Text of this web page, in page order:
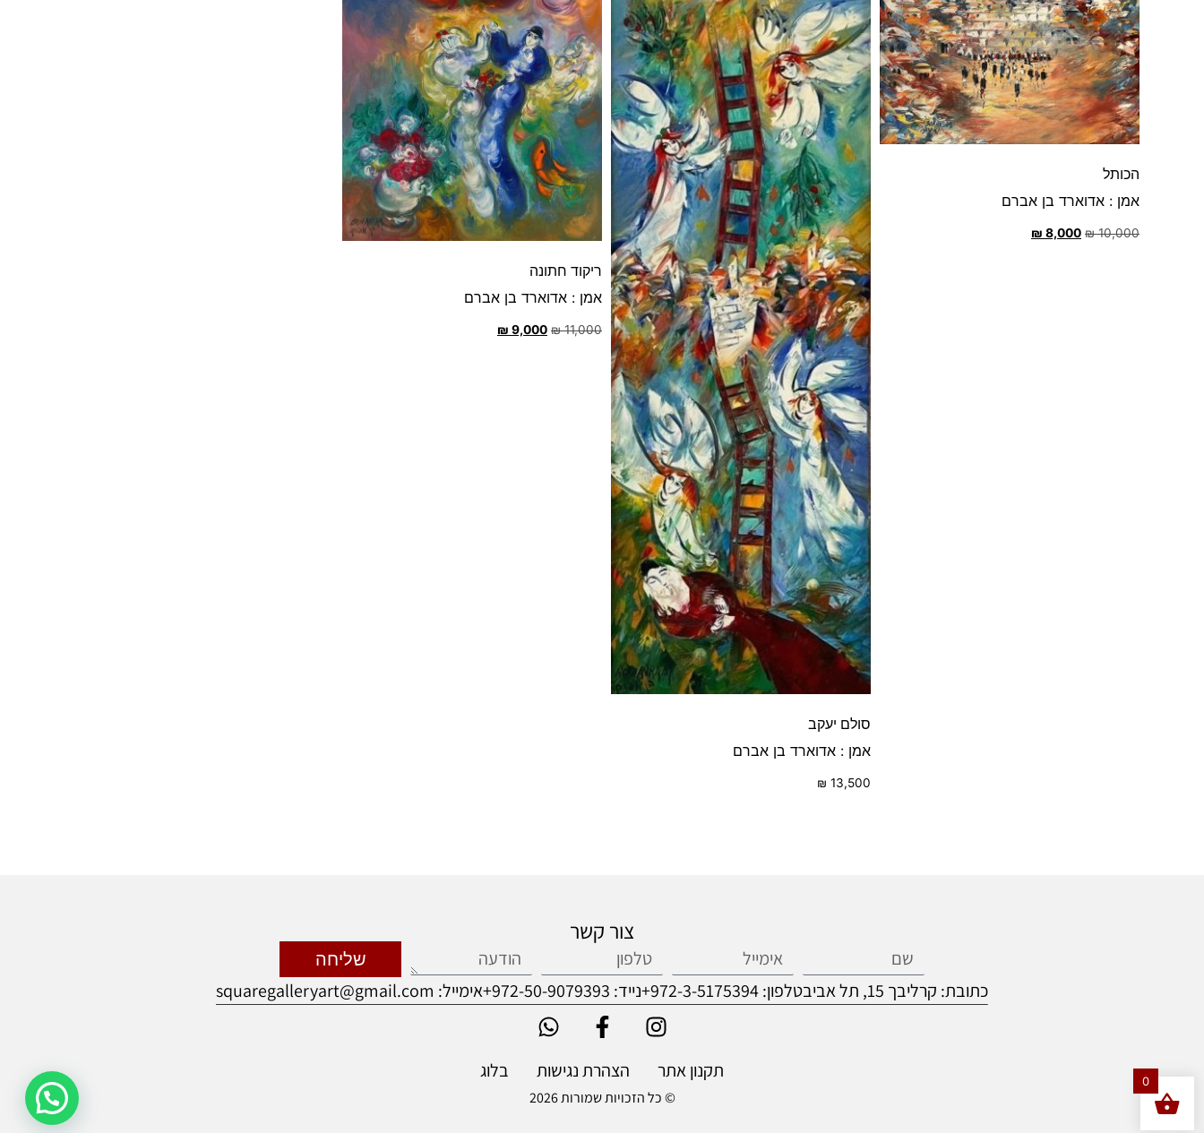
הכותל
אמן : אדוארד בן אברם
₪10,000
₪ 8,000
סולם יעקב
אמן : אדוארד בן אברם
₪ 13,500
ריקוד חתונה
אמן : אדוארד בן אברם
₪11,000
₪ 9,000
צור קשר
שליחה
כתובת: קרליבך 15, תל אביב טלפון: 972-3-5175394+ נייד: 972-50-9079393+ אימייל: squaregalleryart@gmail.com
תקנון אתר הצהרת נגישות בלוג
© כל הזכויות שמורות 2026
0